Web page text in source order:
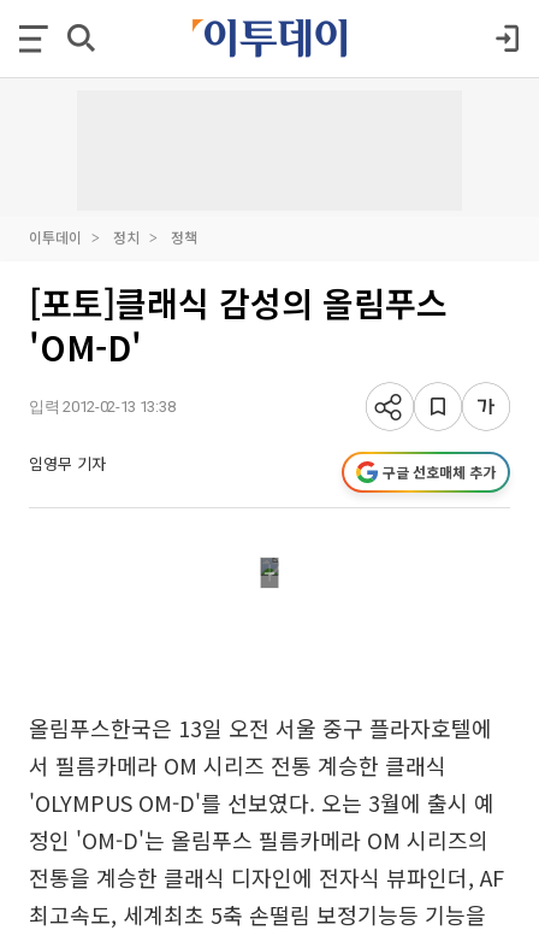
이투데이 정치 정책
[포토]클래식 감성의 올림푸스
'OM-D'
입력 2012-02-13 13:38
임영무 기자 구글 선호매체 추가
올림푸스한국은 13일 오전 서울 중구 플라자호텔에
서 필름카메라 OM 시리즈 전통 계승한 클래식
'OLYMPUS OM-D'를 선보였다. 오는 3월에 출시 예
정인 'OM-D'는 올림푸스 필름카메라 OM 시리즈의
전통을 계승한 클래식 디자인에 전자식 뷰파인더, AF
최고속도, 세계최초 5축 손떨림 보정기능등 기능을